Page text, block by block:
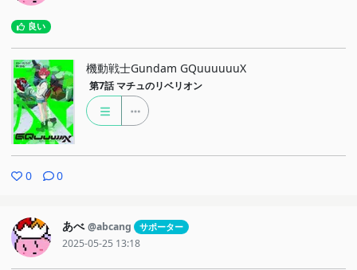
良い
機動戦士Gundam GQuuuuuuX
第7話 マチュのリベリオン
0 0
あべ @abcang サポーター
2025-05-25 13:18